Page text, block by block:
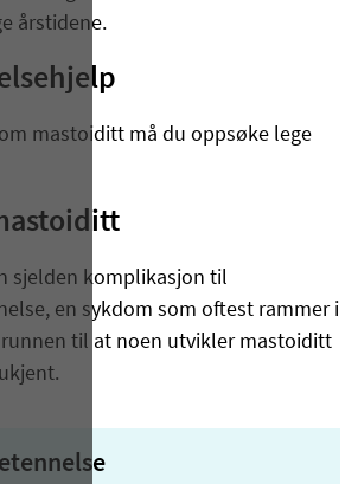
årstidene.
mastoiditt må du oppsøke lege
sjelden komplikasjon til
en sykdom som oftest rammer i
til at noen utvikler mastoiditt